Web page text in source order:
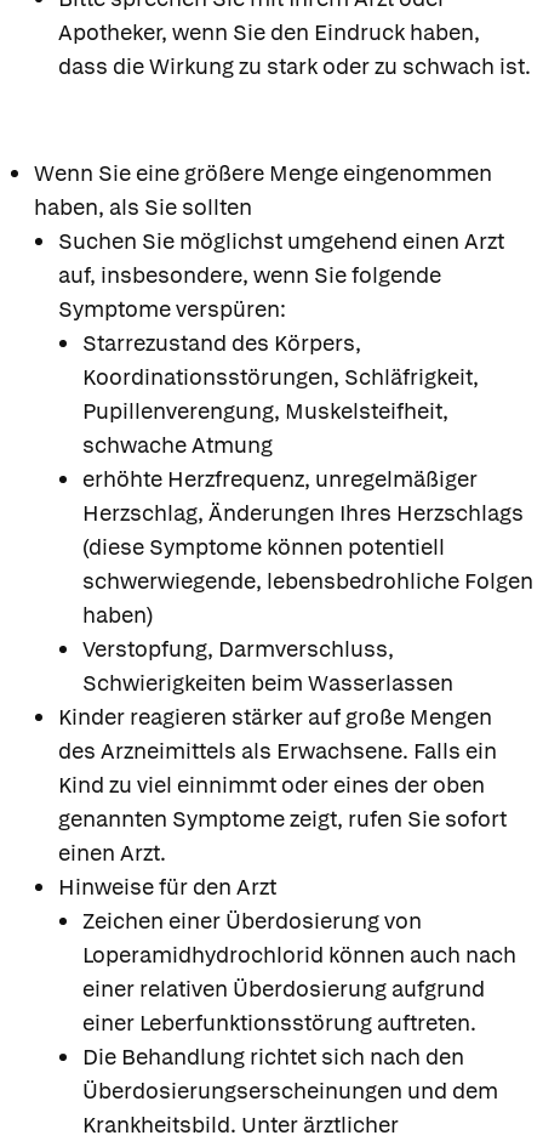
Apotheker, wenn Sie den Eindruck haben,
dass die Wirkung zu stark oder zu schwach ist.
Wenn Sie eine größere Menge eingenommen
haben, als Sie sollten
Suchen Sie möglichst umgehend einen Arzt
auf, insbesondere, wenn Sie folgende
Symptome verspüren:
Starrezustand des Körpers,
Koordinationsstörungen, Schläfrigkeit,
Pupillenverengung, Muskelsteifheit,
schwache Atmung
erhöhte Herzfrequenz, unregelmäßiger
Herzschlag, Änderungen Ihres Herzschlags
(diese Symptome können potentiell
schwerwiegende, lebensbedrohliche Folgen
haben)
Verstopfung, Darmverschluss,
Schwierigkeiten beim Wasserlassen
Kinder reagieren stärker auf große Mengen
des Arzneimittels als Erwachsene. Falls ein
Kind zu viel einnimmt oder eines der oben
genannten Symptome zeigt, rufen Sie sofort
einen Arzt.
Hinweise für den Arzt
Zeichen einer Überdosierung von
Loperamidhydrochlorid können auch nach
einer relativen Überdosierung aufgrund
einer Leberfunktionsstörung auftreten.
Die Behandlung richtet sich nach den
Überdosierungserscheinungen und dem
Krankheitsbild. Unter ärztlicher